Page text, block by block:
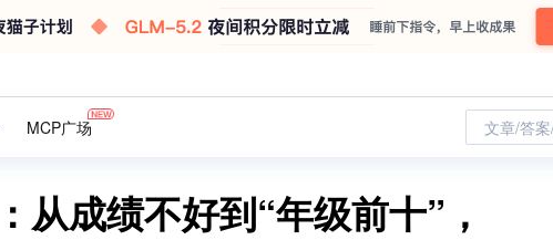
MCP广场 文章/答
从成绩不好到“年级前十”，